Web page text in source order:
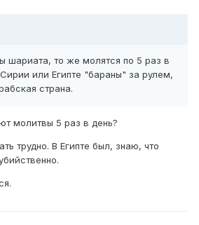
шариата, то же молятся по 5 раз в
или Египте "бараны" за рулем,
страна.
молитвы 5 раз в день?
трудно. В Египте был, знаю, что